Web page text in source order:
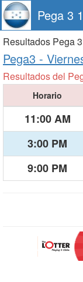
Pega 3
Resultados Pega
Pega3 -
Resultados del
Horario
11:00 AM
3:00 PM
9:00 PM